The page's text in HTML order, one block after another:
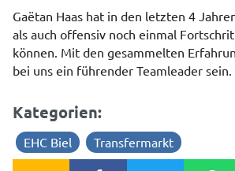
Gaëtan Haas hat in den letzten 4
als auch offensiv noch einmal
können. Mit den gesammelten
bei uns ein führender Teamleader sein.
Kategorien:
EHC Biel Transfermarkt